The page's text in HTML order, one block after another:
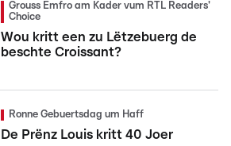
Grouss Ëmfro am Kader vum RTL Readers'
Choice
Wou kritt een zu Lëtzebuerg de
beschte Croissant?
Ronne Gebuertsdag um Haff
De Prënz Louis kritt 40 Joer